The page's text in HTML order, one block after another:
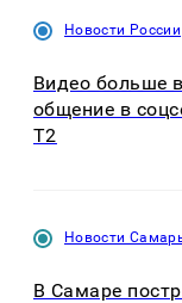
Новости России
Видео больше
общение в
T2
Новости
В Самаре